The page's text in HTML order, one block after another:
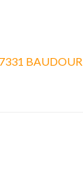
BAUDOUR